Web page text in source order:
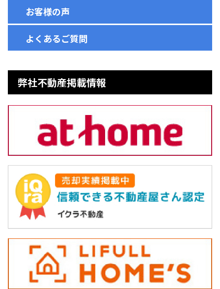
お客様の声
よくあるご質問
弊社不動産掲載情報